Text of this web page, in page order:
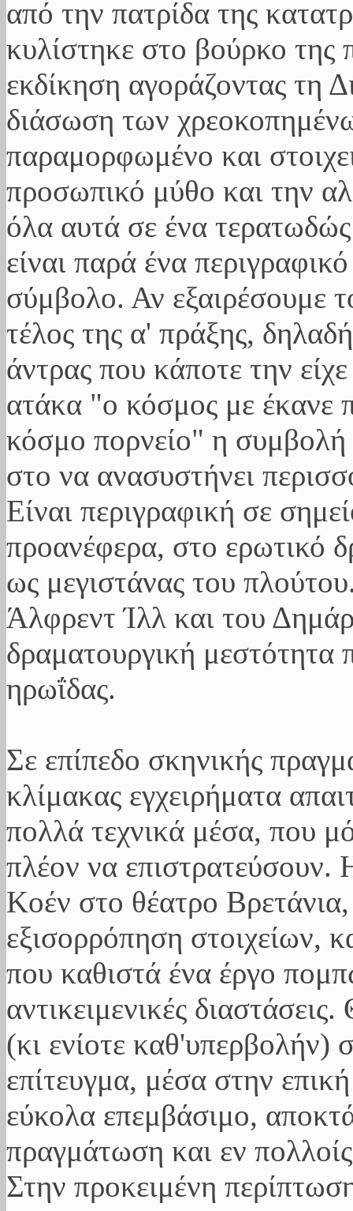
από την πατρίδα της
κυλίστηκε στο βούρκο της
εκδίκηση αγοράζοντας τη
διάσωση των
παραμορφωμένο και
προσωπικό μύθο και την
όλα αυτά σε ένα
είναι παρά ένα
σύμβολο. Αν εξαιρέσουμε
τέλος της α' πράξης,
άντρας που κάποτε την
ατάκα "ο κόσμος με
κόσμο πορνείο" η συμβολή
στο να ανασυστήνει
Είναι περιγραφική σε
προανέφερα, στο ερωτικό
ως μεγιστάνας του
Άλφρεντ Ίλλ και του
δραματουργική μεστότητα
ηρωΐδας.
Σε επίπεδο σκηνικής
κλίμακας εγχειρήματα
πολλά τεχνικά μέσα, που
πλέον να
Κοέν στο θέατρο Βρετάνια,
εξισορρόπηση στοιχείων,
που καθιστά ένα έργο
αντικειμενικές
(κι ενίοτε καθ'υπερβολήν)
επίτευγμα, μέσα στην
εύκολα επεμβάσιμο,
πραγμάτωση και εν
Στην προκειμένη